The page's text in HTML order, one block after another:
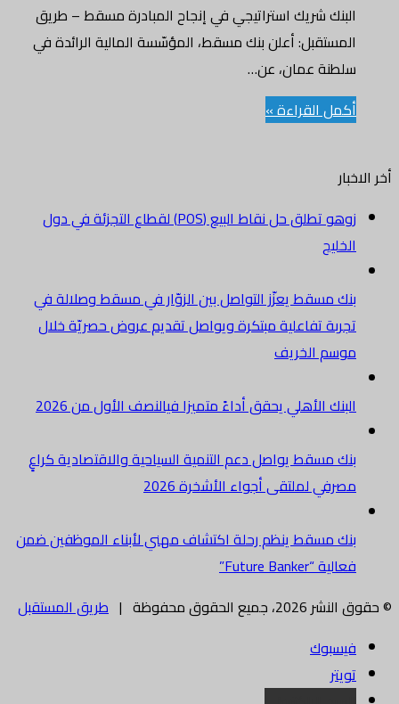
البنك شريك استراتيجي في إنجاح المبادرة مسقط – طريق
المستقبل: أعلن بنك مسقط، المؤسّسة المالية الرائدة في
سلطنة عمان، عن…
أكمل القراءة »
أخر الاخبار
زوهو تطلق حل نقاط البيع (POS) لقطاع التجزئة في دول
الخليج
بنك مسقط يعزّز التواصل بين الزوّار في مسقط وصلالة في
تجربة تفاعلية مبتكرة ويواصل تقديم عروض حصريّة خلال
موسم الخريف
البنك الأهلي يحقق أداءً متميزا فيالنصف الأول من 2026
بنك مسقط يواصل دعم التنمية السياحية والاقتصادية كراعٍ
مصرفي لملتقى أجواء الأشخرة 2026
بنك مسقط ينظم رحلة اكتشاف مهني لأبناء الموظفين ضمن
فعالية “Future Banker”
© حقوق النشر 2026، جميع الحقوق محفوظة |
طريق المستقبل
فيسبوك
تويتر